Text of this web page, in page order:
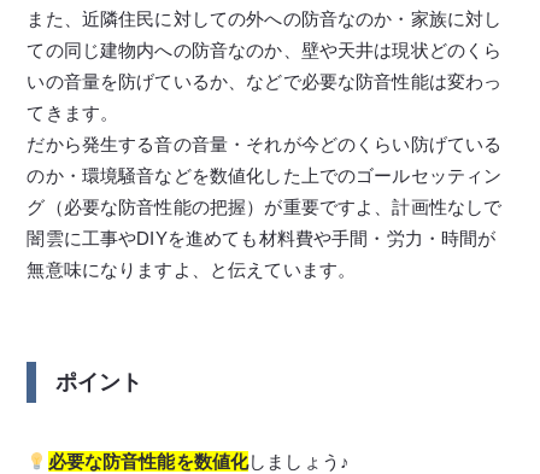
また、近隣住民に対しての外への防音なのか・家族に対し
ての同じ建物内への防音なのか、壁や天井は現状どのくら
いの音量を防げているか、などで必要な防音性能は変わっ
てきます。
だから発生する音の音量・それが今どのくらい防げている
のか・環境騒音などを数値化した上でのゴールセッティン
グ（必要な防音性能の把握）が重要ですよ、計画性なしで
闇雲に工事やDIYを進めても材料費や手間・労力・時間が
無意味になりますよ、と伝えています。
ポイント
必要な防音性能を数値化しましょう♪